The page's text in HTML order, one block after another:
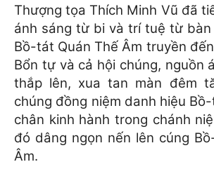
Thượng tọa Thích Minh Vũ đã
ánh sáng từ bi và trí tuệ từ
Bồ-tát Quán Thế Âm truyền
Bổn tự và cả hội chúng, nguồn
thắp lên, xua tan màn đêm
chúng đồng niệm danh hiệu
chân kinh hành trong chánh
đó dâng ngọn nến lên cúng
Âm.